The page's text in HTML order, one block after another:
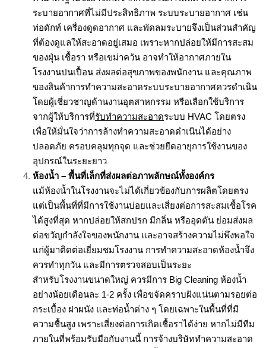
ระบายอากาศที่ไม่มีประสิทธิภาพ ระบบระบายอากาศ เช่น
ท่อดักท์ เครื่องดูดอากาศ และพัดลมระบายจึงเป็นส่วนสำคัญ
ที่ต้องดูแลให้สะอาดอยู่เสมอ เพราะหากปล่อยให้มีการสะสม
ของฝุ่น เชื้อรา หรือเขม่าควัน อาจทำให้อากาศภายใน
โรงงานปนเปื้อน ส่งผลต่อสุขภาพของพนักงาน และคุณภาพ
ของสินค้าการทำความสะอาดระบบระบายอากาศควรดำเนิน
โดยผู้เชี่ยวชาญด้านงานอุตสาหกรรม หรือเลือกใช้บริการ
จากผู้ให้บริการที่รับทำความสะอาดระบบ HVAC โดยตรง
เพื่อให้มั่นใจว่าการล้างทำความสะอาดดำเนินได้อย่าง
ปลอดภัย ครอบคลุมทุกจุด และช่วยยืดอายุการใช้งานของ
อุปกรณ์ในระยะยาว
ห้องน้ำ – พื้นที่เล็กที่ส่งผลต่อภาพลักษณ์ทั้งองค์กร
แม้ห้องน้ำในโรงงานจะไม่ได้เกี่ยวข้องกับการผลิตโดยตรง
แต่เป็นพื้นที่ที่มีการใช้งานบ่อยและเสี่ยงต่อการสะสมเชื้อโรค
ได้สูงที่สุด หากปล่อยให้สกปรก มีกลิ่น หรืออุดตัน ย่อมส่งผล
ต่อขวัญกำลังใจของพนักงาน และอาจสร้างความไม่พึงพอใจ
แก่ผู้มาติดต่อเยี่ยมชมโรงงาน การทำความสะอาดห้องน้ำจึง
ควรทำทุกวัน และมีการตรวจสอบเป็นระยะ
สำหรับโรงงานขนาดใหญ่ ควรมีการ Big Cleaning ห้องน้ำ
อย่างน้อยเดือนละ 1-2 ครั้ง เพื่อขจัดคราบฝังแน่นตามรอยต่อ
กระเบื้อง ฝาผนัง และท่อน้ำต่าง ๆ โดยเฉพาะในพื้นที่ที่มี
ความชื้นสูง เพราะเสี่ยงต่อการเกิดเชื้อราได้ง่าย หากไม่มีทีม
ภายในที่พร้อมรับมือกับงานนี้ การจ้างบริษัททำความสะอาด